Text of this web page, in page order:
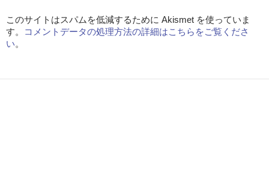
このサイトはスパムを低減するために Akismet を使っていま
す。
コメントデータの処理方法の詳細はこちらをご覧くださ
い。